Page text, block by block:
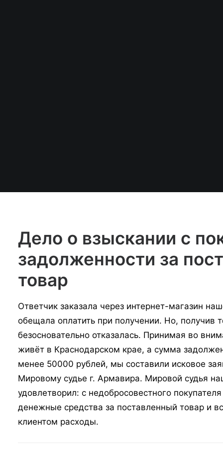
Дело о взыскании с
задолженности за
товар
Ответчик заказала через интернет-магазин
обещала оплатить при получении. Но, получив
безосновательно отказалась. Принимая во
живёт в Краснодарском крае, а сумма
менее 50000 рублей, мы составили исковое
Мировому судье г. Армавира. Мировой судья
удовлетворил: с недобросовестного
денежные средства за поставленный товар и
клиентом расходы.